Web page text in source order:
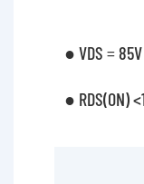
● VDS =
● RDS(ON)